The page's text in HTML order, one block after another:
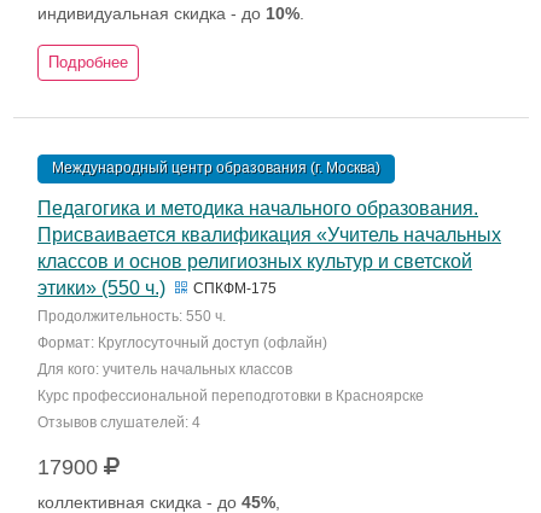
индивидуальная скидка - до 10%
Подробнее
Международный центр образования (г. Москва)
Педагогика и методика начального образования.
Присваивается квалификация «Учитель начальных
классов и основ религиозных культур и светской
этики» (550 ч.)
СПКФМ-175
Продолжительность: 550 ч.
Формат: Круглосуточный доступ (офлайн)
Для кого: учитель начальных классов
Курс профессиональной переподготовки в Красноярске
Отзывов слушателей: 4
17900
коллективная скидка - до 45%